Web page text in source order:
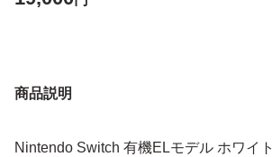
商品説明
Nintendo Switch 有機ELモデル ホワイト